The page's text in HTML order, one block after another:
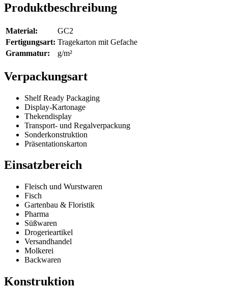
Produktbeschreibung
Material:
GC2
Fertigungsart: Tragekarton mit Gefache
Grammatur:
g/m²
Verpackungsart
Shelf Ready Packaging
Display-Kartonage
Thekendisplay
Transport- und Regalverpackung
Sonderkonstruktion
Präsentationskarton
Einsatzbereich
Fleisch und Wurstwaren
Fisch
Gartenbau & Floristik
Pharma
Süßwaren
Drogerieartikel
Versandhandel
Molkerei
Backwaren
Konstruktion